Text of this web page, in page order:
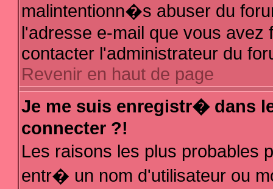
malintentionn�s abuser du
l'adresse e-mail que vous
contacter l'administrateur du
Revenir en haut de page
Je me suis enregistr� dans
connecter ?!
Les raisons les plus probables
entr� un nom d'utilisateur ou